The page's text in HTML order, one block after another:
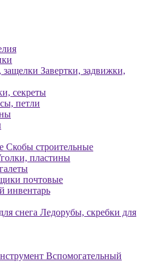
Завертки, задвижки,
секреты
петли
Скобы строительные
пластины
почтовые
инвентарь
Ледорубы, скребки для
Вспомогательный